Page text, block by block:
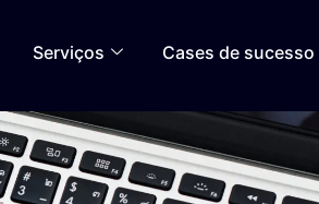
Serviços Cases de sucesso